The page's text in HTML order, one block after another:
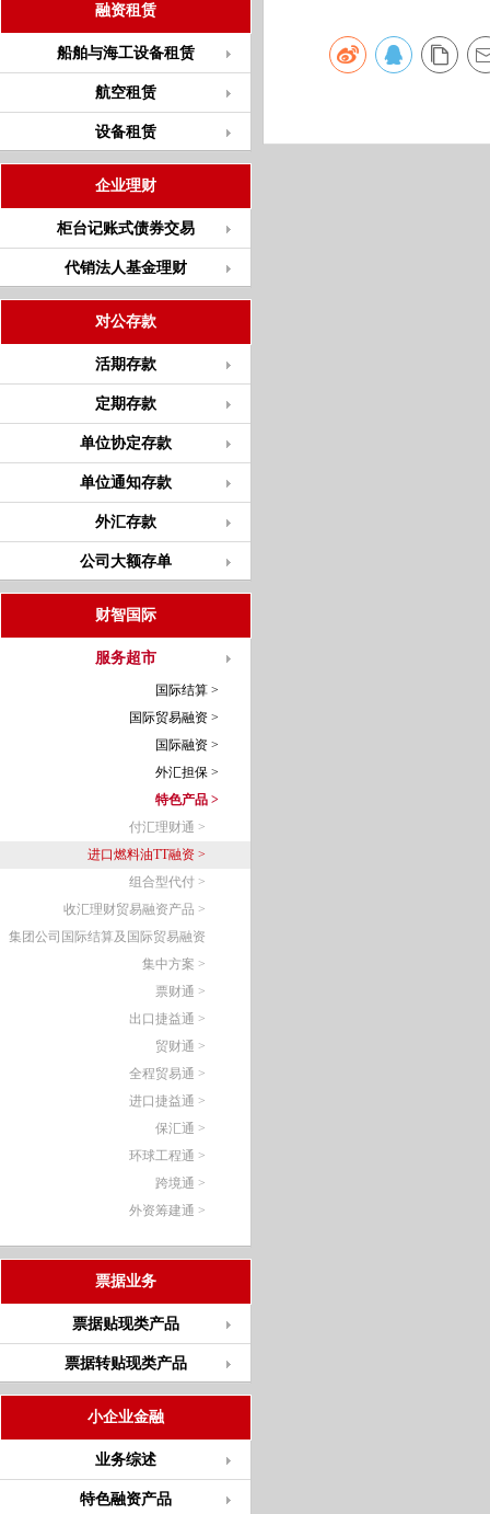
融资租赁
船舶与海工设备租赁
航空租赁
设备租赁
企业理财
柜台记账式债券交易
代销法人基金理财
对公存款
活期存款
定期存款
单位协定存款
单位通知存款
外汇存款
公司大额存单
财智国际
服务超市
国际结算 >
国际贸易融资 >
国际融资 >
外汇担保 >
特色产品 >
付汇理财通 >
进口燃料油TT融资 >
组合型代付 >
收汇理财贸易融资产品 >
集团公司国际结算及国际贸易融资
集中方案 >
票财通 >
出口捷益通 >
贸财通 >
全程贸易通 >
进口捷益通 >
保汇通 >
环球工程通 >
跨境通 >
外资筹建通 >
票据业务
票据贴现类产品
票据转贴现类产品
小企业金融
业务综述
特色融资产品